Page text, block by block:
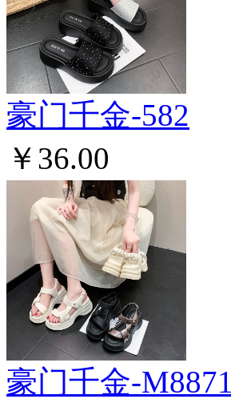
豪门千金-582
￥36.00
豪门千金-M8871